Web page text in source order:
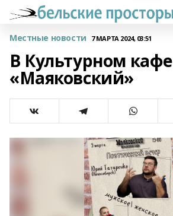
Местные новости 7 МАРТА 2024, 03:51
В Культурном кафе
«Маяковский»